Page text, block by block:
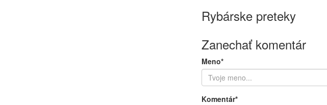
Rybárske preteky
Zanechať komentár
Meno*
Komentár*